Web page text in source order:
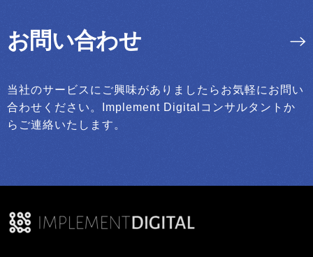
お問い合わせ
当社のサービスにご興味がありましたらお気軽にお問い
合わせください。Implement Digitalコンサルタントか
らご連絡いたします。